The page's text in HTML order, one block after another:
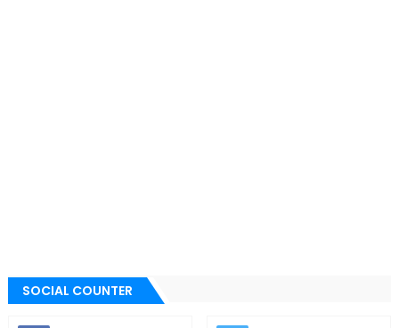
SOCIAL COUNTER